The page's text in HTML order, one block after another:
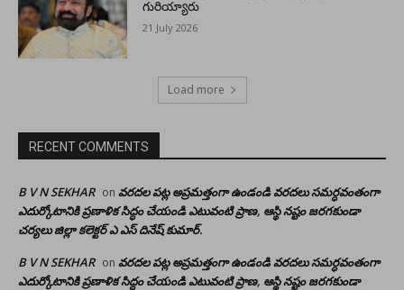
గురియ్యారు
21 July 2026
Load more
RECENT COMMENTS
B V N SEKHAR on వరదల పట్ల అప్రమత్తంగా ఉండండి వరదలు సమర్ధవంతంగా
ఎదుర్కోటానికి ప్రణాళిక సిద్ధం చేయండి ఎటువంటి ప్రాణ, ఆస్థి నష్టం జరగకుండా
చర్యలు జిల్లా కలెక్టర్ ఎ ఎస్ దినేష్ కుమార్.
B V N SEKHAR on వరదల పట్ల అప్రమత్తంగా ఉండండి వరదలు సమర్ధవంతంగా
ఎదుర్కోటానికి ప్రణాళిక సిద్ధం చేయండి ఎటువంటి ప్రాణ, ఆస్థి నష్టం జరగకుండా